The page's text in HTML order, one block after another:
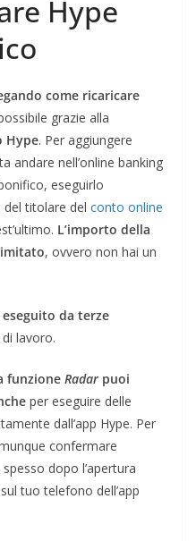
Hype
come ricaricare
grazie alla
Hype. Per aggiungere
andare nell’online banking
eseguirlo
titolare del conto online
L’importo della
, ovvero non hai un
da terze
lavoro.
funzione Radar puoi
per eseguire delle
dall’app Hype. Per
confermare
dopo l’apertura
tuo telefono dell’app